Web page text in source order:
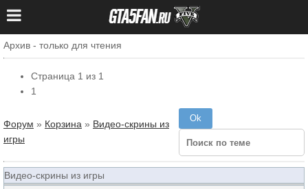
Архив - только для чтения
Страница 1 из 1
1
Форум » Корзина » Видео-скрины из
игры
Видео-скрины из игры